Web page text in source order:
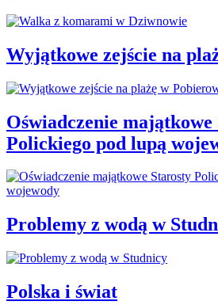
Wyjątkowe zejście na
Oświadczenie majątkowe
Polickiego pod lupą
Problemy z wodą w
Polska i świat